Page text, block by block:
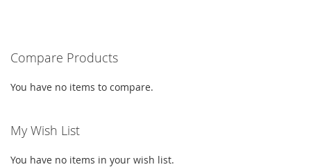
LIST
Compare Products
You have no items to compare.
My Wish List
You have no items in your wish list.